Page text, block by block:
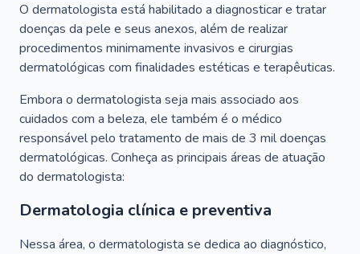
O dermatologista está habilitado a diagnosticar e tratar
doenças da pele e seus anexos, além de realizar
procedimentos minimamente invasivos e cirurgias
dermatológicas com finalidades estéticas e terapêuticas.
Embora o dermatologista seja mais associado aos
cuidados com a beleza, ele também é o médico
responsável pelo tratamento de mais de 3 mil doenças
dermatológicas. Conheça as principais áreas de atuação
do dermatologista:
Dermatologia clínica e preventiva
Nessa área, o dermatologista se dedica ao diagnóstico,